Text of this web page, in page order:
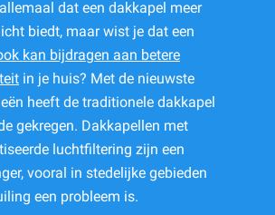
dat een dakkapel meer
biedt, maar wist je dat een
kan bijdragen aan betere
in je huis? Met de nieuwste
heeft de traditionele dakkapel
gekregen. Dakkapellen met
luchtfiltering zijn een
vooral in stedelijke gebieden
een probleem is.